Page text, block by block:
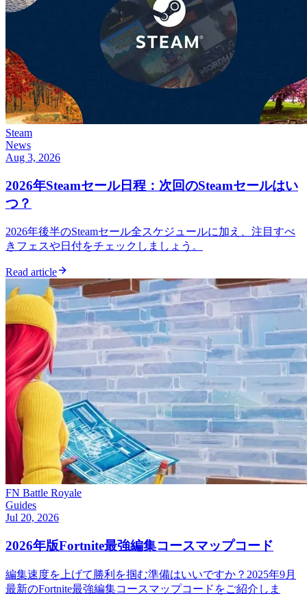
Steam
News
Aug 3, 2026
2026年Steamセール日程：次回のSteamセールはい
つ？
2026年後半のSteamセール全スケジュールに加え、注目すべ
きフェスや日付をチェックしましょう。
Read article
FN Battle Royale
Guides
Jul 20, 2026
2026年版Fortnite最強編集コースマップコード
編集速度を上げて勝利を掴む準備はいいですか？2025年9月
最新のFortnite最強編集コースマップコードをご紹介しま